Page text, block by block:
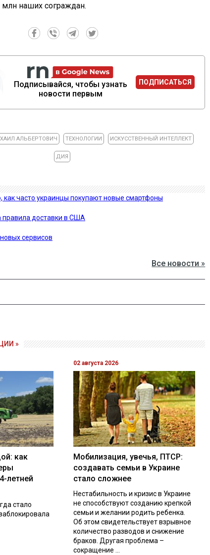
млн наших сограждан.
Подписывайся, чтобы узнать
новости первым
ПОДПИСАТЬСЯ
АЛЬБЕРТОВИЧ ТЕХНОЛОГИИ ИСКУССТВЕННЫЙ ИНТЕЛЛЕКТ
ДИЯ
как часто украинцы покупают новые смартфоны
правила доставки в США
сервисов
Все новости »
»
как
летней
стало
02 августа 2026
Мобилизация, увечья, ПТСР:
создавать семьи в Украине
стало сложнее
Нестабильность и кризис в Украине
не способствуют созданию крепкой
семьи и желании родить ребенка.
Об этом свидетельствует взрывное
количество разводов и снижение
браков. Другая проблема –
сокращение ...